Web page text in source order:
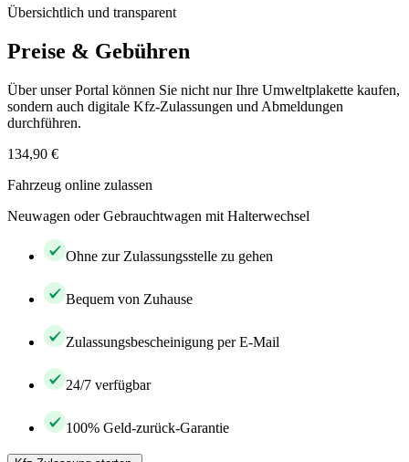
Übersichtlich und transparent
Preise & Gebühren
Über unser Portal können Sie nicht nur Ihre Umweltplakette kaufen,
sondern auch digitale Kfz-Zulassungen und Abmeldungen
durchführen.
134,90 €
Fahrzeug online zulassen
Neuwagen oder Gebrauchtwagen mit Halterwechsel
Ohne zur Zulassungsstelle zu gehen
Bequem von Zuhause
Zulassungsbescheinigung per E-Mail
24/7 verfügbar
100% Geld-zurück-Garantie